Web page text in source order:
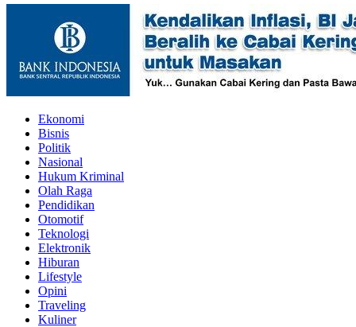
Ekonomi
Bisnis
Politik
Nasional
Hukum Kriminal
Olah Raga
Pendidikan
Otomotif
Teknologi
Elektronik
Hiburan
Lifestyle
Opini
Traveling
Kuliner